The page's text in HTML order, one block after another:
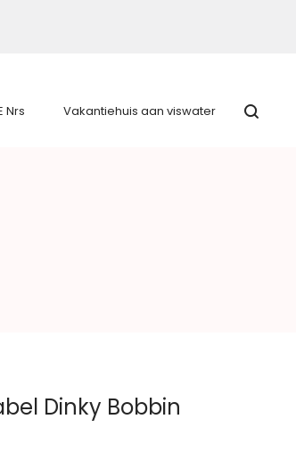
Nrs Vakantiehuis aan viswater
Dinky Bobbin